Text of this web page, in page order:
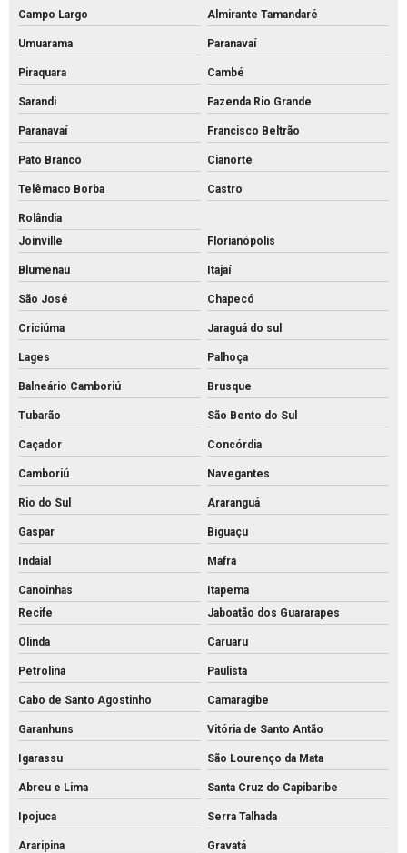
Preço bloco de concreto 9x19x39
Preço bloco de concreto para calçada
Preço bloco de concreto estrutural
Preço bloco de concreto para muro
Preço bloco de concreto
Preço de bloco intertravado de concreto
Preço do piso intertravado
Preço de piso intertravado de concreto
Pvs artefatos de concreto
Pvs concreto preço
Pvs concreto
Tijolo de concreto para calçada
Tijolo de concreto maciço
Tijolo de concreto para muro
Tijolo de concreto preço
Tijolo de concreto vazado
Tijolo de concreto
Tubo de concreto 400mm
Tubo de concreto de 40cm preço
Tubo de concreto preço
Tubo de concreto valor
Campo Largo Almirante Tamandaré
Umuarama Paranavaí
Piraquara Cambé
Sarandi Fazenda Rio Grande
Paranavaí Francisco Beltrão
Pato Branco Cianorte
Telêmaco Borba Castro
Rolândia
Joinville
Florianópolis
Blumenau Itajaí
São José Chapecó
Criciúma Jaraguá do sul
Lages Palhoça
Balneário Camboriú Brusque
Tubarão São Bento do Sul
Caçador Concórdia
Camboriú Navegantes
Rio do Sul Araranguá
Gaspar Biguaçu
Indaial Mafra
Canoinhas
Itapema
Recife
Jaboatão dos Guararapes
Olinda Caruaru
Petrolina Paulista
Cabo de Santo Agostinho Camaragibe
Garanhuns Vitória de Santo Antão
Igarassu São Lourenço da Mata
Abreu e Lima Santa Cruz do Capibaribe
Ipojuca Serra Talhada
Araripina Gravatá